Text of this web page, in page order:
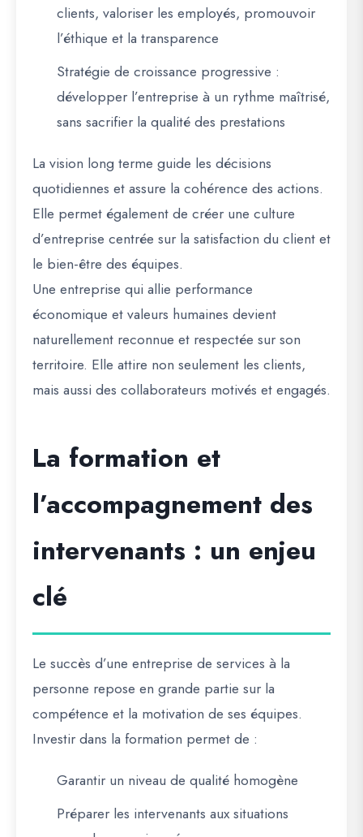
clients, valoriser les employés, promouvoir
l’éthique et la transparence
Stratégie de croissance progressive :
développer l’entreprise à un rythme maîtrisé,
sans sacrifier la qualité des prestations
La vision long terme guide les décisions
quotidiennes et assure la cohérence des actions.
Elle permet également de créer une culture
d’entreprise centrée sur la satisfaction du client et
le bien-être des équipes.
Une entreprise qui allie performance
économique et valeurs humaines devient
naturellement reconnue et respectée sur son
territoire. Elle attire non seulement les clients,
mais aussi des collaborateurs motivés et engagés.
La formation et
l’accompagnement des
intervenants : un enjeu
clé
Le succès d’une entreprise de services à la
personne repose en grande partie sur la
compétence et la motivation de ses équipes.
Investir dans la formation permet de :
Garantir un niveau de qualité homogène
Préparer les intervenants aux situations